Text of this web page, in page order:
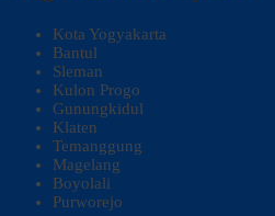
Kota Yogyakarta
Bantul
Sleman
Kulon Progo
Gunungkidul
Klaten
Temanggung
Magelang
Boyolali
Purworejo